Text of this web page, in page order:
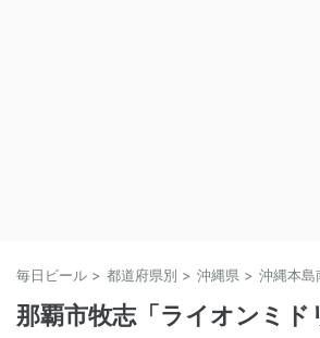
毎日ビール > 都道府県別 > 沖縄県 > 沖縄本島
那覇市牧志「ライオンミド